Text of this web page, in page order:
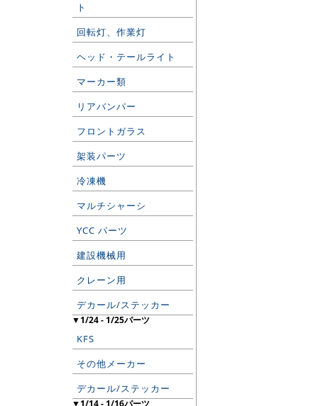
ト
回転灯、作業灯
ヘッド・テールライト
マーカー類
リアバンパー
フロントガラス
架装パーツ
冷凍機
マルチシャーシ
YCC パーツ
建設機械用
クレーン用
デカール/ステッカー
▼1/24 - 1/25パーツ
KFS
その他メーカー
デカール/ステッカー
▼1/14 - 1/16パーツ